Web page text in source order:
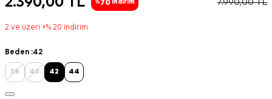
%70 İndirim 7.990,00TL
2 ve üzeri +% 20 indirim
Beden :42
38 40 42 44